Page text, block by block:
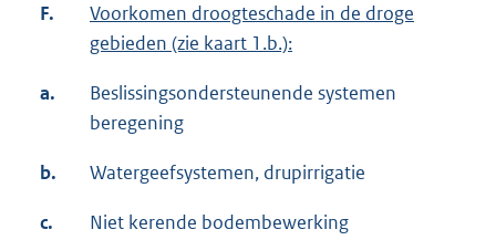
F.
Voorkomen droogteschade in de droge
gebieden (zie kaart 1.b.):
a.
Beslissingsondersteunende systemen
beregening
b. Watergeefsystemen, drupirrigatie
c. Niet kerende bodembewerking